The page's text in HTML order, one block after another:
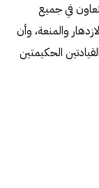
في جميع
والمنعة، وأن
الحكيمتين